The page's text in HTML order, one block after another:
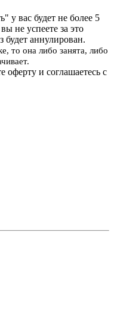
у вас будет не более 5
не успеете за это
будет аннулирован.
то она либо занята, либо
оферту и соглашаетесь с